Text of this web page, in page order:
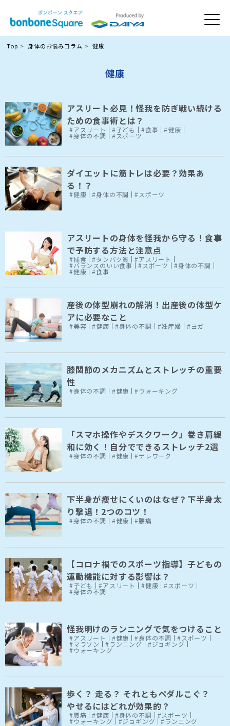
Top 身体のお悩みコラム 健康
健康
アスリート必見！怪我を防ぎ戦い続ける
ための食事術とは？
#アスリート #子ども #食事 #健康
#身体の不調 #スポーツ
ダイエットに筋トレは必要？効果あ
る！？
#健康 #身体の不調 #スポーツ
アスリートの身体を怪我から守る！食事
で予防する方法と注意点
#捕食 #タンパク質 #アスリート
#バランスのいい食事 #スポーツ #身体の不調
#健康 #食事
産後の体型崩れの解消！出産後の体型ケ
アに必要なこと
#美容 #健康 #身体の不調 #妊産婦 #ヨガ
膝関節のメカニズムとストレッチの重要
性
#身体の不調 #健康 #ウォーキング
「スマホ操作やデスクワーク」巻き肩緩
和に効く！自分でできるストレッチ2選
#身体の不調 #健康 #テレワーク
下半身が痩せにくいのはなぜ？下半身太
り撃退！2つのコツ！
#身体の不調 #健康 #腰痛
【コロナ禍でのスポーツ指導】子どもの
運動機能に対する影響は？
#子ども #アスリート #健康 #スポーツ
#身体の不調
怪我明けのランニングで気をつけること
#アスリート #健康 #身体の不調 #スポーツ
#マラソン #ランニング #ジョギング
#ウォーキング
歩く？ 走る？ それともペダルこぐ？
やせるにはどれが効果的？
#腰痛 #健康 #身体の不調 #スポーツ
#ウォーキング #ジョギング #ランニング